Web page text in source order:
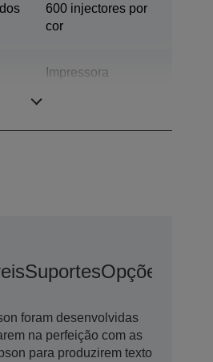
600 injectores por
cor
Impressora
SuportesOpções
foram desenvolvidas
na perfeição com as
para produzirem texto